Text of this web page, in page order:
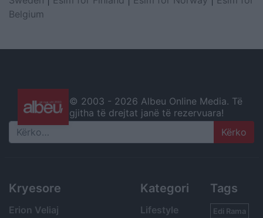
Belgium
© 2003 - 2026 Albeu Online Media. Të
gjitha të drejtat janë të rezervuara!
Search
Kryesore
Erion Veliaj
Kategori
Lifestyle
Tags
Edi Rama